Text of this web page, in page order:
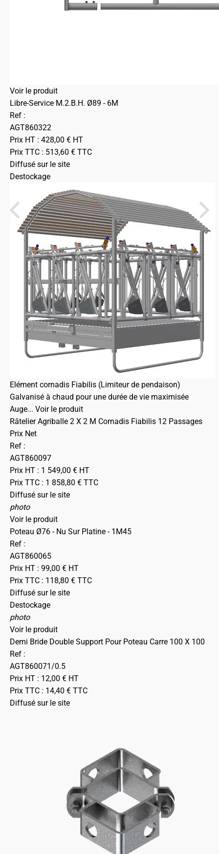
Voir le produit
Libre-Service M.2.B.H. Ø89 - 6M
Ref :
AGT860322
Prix HT : 428,00 € HT
Prix TTC : 513,60 € TTC
Diffusé sur le site
Destockage
Elément cornadis Fiabilis (Limiteur de pendaison)
Galvanisé à chaud pour une durée de vie maximisée
Auge... Voir le produit
Râtelier Agriballe 2 X 2 M Cornadis Fiabilis 12 Passages
Prix Net
Ref :
AGT860097
Prix HT : 1 549,00 € HT
Prix TTC : 1 858,80 € TTC
Diffusé sur le site
photo
Voir le produit
Poteau Ø76 - Nu Sur Platine - 1M45
Ref :
AGT860065
Prix HT : 99,00 € HT
Prix TTC : 118,80 € TTC
Diffusé sur le site
Destockage
photo
Voir le produit
Demi Bride Double Support Pour Poteau Carre 100 X 100
Ref :
AGT860071/0.5
Prix HT : 12,00 € HT
Prix TTC : 14,40 € TTC
Diffusé sur le site